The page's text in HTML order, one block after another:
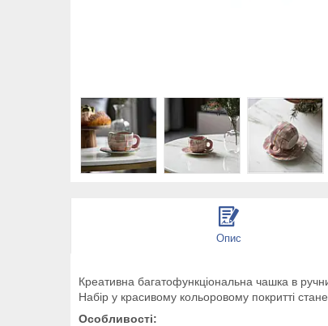
Опис
Креативна багатофункціональна чашка в
Набір у красивому кольоровому покритті
Особливості: